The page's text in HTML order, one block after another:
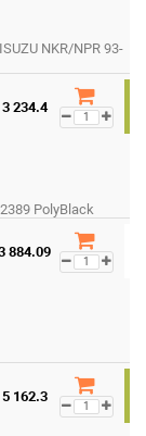
NKR/NPR 93-
234.4
PolyBlack
884.09
162.3